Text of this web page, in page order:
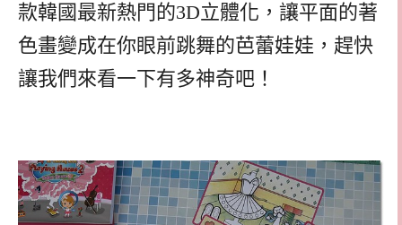
款韓國最新熱門的3D立體化，讓平面的著
色畫變成在你眼前跳舞的芭蕾娃娃，趕快
讓我們來看一下有多神奇吧！